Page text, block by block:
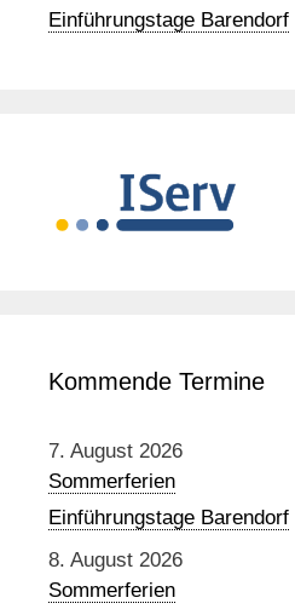
Einführungstage Barendorf
Kommende Termine
7. August 2026
Sommerferien
Einführungstage Barendorf
8. August 2026
Sommerferien